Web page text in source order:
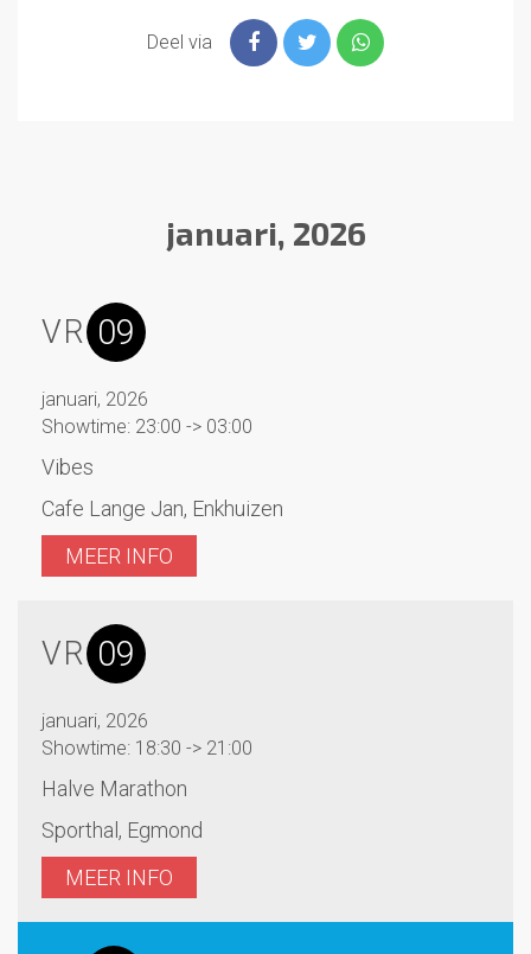
Deel via
januari, 2026
VR 09
januari, 2026
Showtime: 23:00 -> 03:00
Vibes
Cafe Lange Jan, Enkhuizen
MEER INFO
VR 09
januari, 2026
Showtime: 18:30 -> 21:00
Halve Marathon
Sporthal, Egmond
MEER INFO